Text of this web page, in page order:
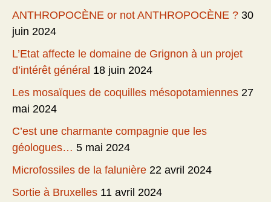
ANTHROPOCÈNE or not ANTHROPOCÈNE ? 30
juin 2024
L’Etat affecte le domaine de Grignon à un projet
d’intérêt général 18 juin 2024
Les mosaïques de coquilles mésopotamiennes 27
mai 2024
C’est une charmante compagnie que les
géologues… 5 mai 2024
Microfossiles de la falunière 22 avril 2024
Sortie à Bruxelles 11 avril 2024